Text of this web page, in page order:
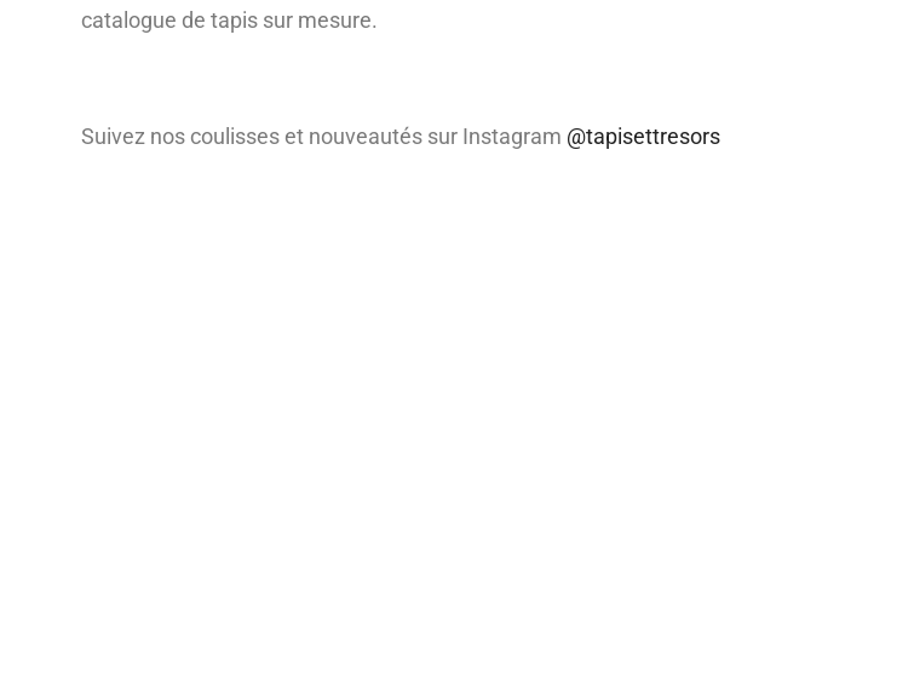
catalogue de tapis sur mesure.
Suivez nos coulisses et nouveautés sur Instagram @tapisettresors